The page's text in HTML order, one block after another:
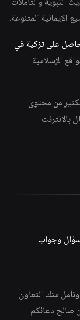
الإيمانية المتنوعة.
على تزكية في
الإسلامية
من محتوى
سؤال وجواب
منك التعاون
صالح دعائكم